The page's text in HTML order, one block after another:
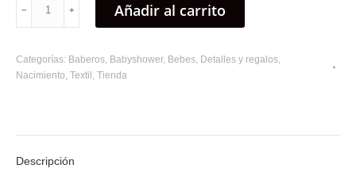
100%
cantidad
﹣ ﹢ Añadir al carrito
Categorías: Baberos Babyshower, Bebes Detalles y regalos
Nacimiento Textil Tienda
Descripción